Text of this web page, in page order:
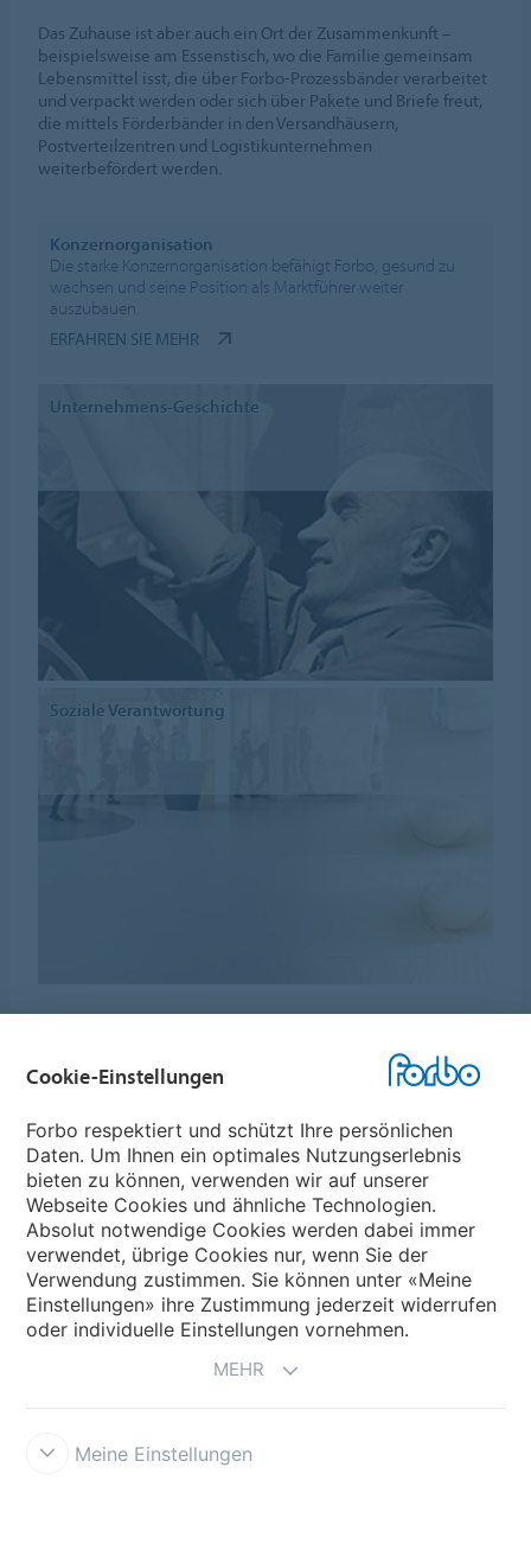
Das Zuhause ist aber auch ein Ort der Zusammenkunft –
beispielsweise am Essenstisch, wo die Familie gemeinsam
Lebensmittel isst, die über Forbo-Prozessbänder verarbeitet
und verpackt werden oder sich über Pakete und Briefe freut,
die mittels Förderbänder in den Versandhäusern,
Postverteilzentren und Logistikunternehmen
weiterbefördert werden.
Konzernorganisation
Die starke Konzernorganisation befähigt Forbo, gesund zu
wachsen und seine Position als Marktführer weiter
auszubauen.
ERFAHREN SIE MEHR
Unternehmens-Geschichte
Soziale Verantwortung
Forbo-Gruppe
Forbo Flooring Systems
Forbo Movement Systems
Cookie-Einstellungen
Forbo respektiert und schützt Ihre persönlichen
Daten. Um Ihnen ein optimales Nutzungserlebnis
bieten zu können, verwenden wir auf unserer
Webseite Cookies und ähnliche Technologien.
Absolut notwendige Cookies werden dabei immer
verwendet, übrige Cookies nur, wenn Sie der
Verwendung zustimmen. Sie können unter «Meine
Einstellungen» ihre Zustimmung jederzeit widerrufen
oder individuelle Einstellungen vornehmen.
MEHR
Meine Einstellungen